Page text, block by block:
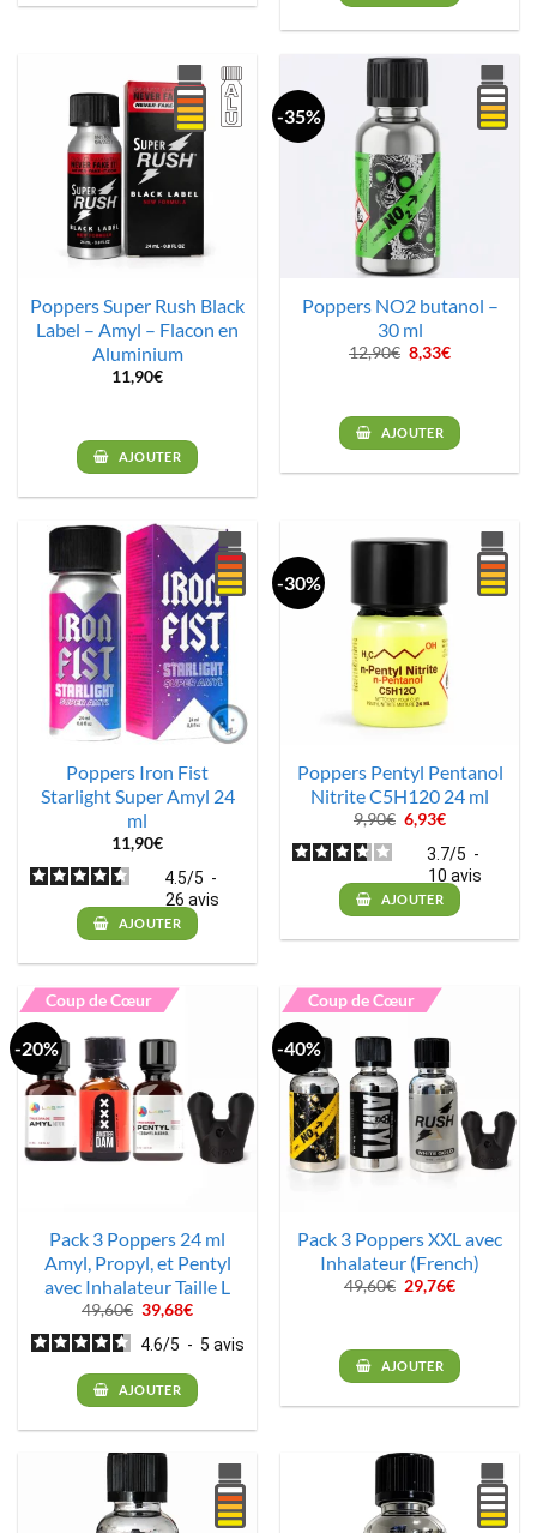
Poppers Super Rush Black
Label – Amyl – Flacon en
Aluminium
11,90€
AJOUTER
-35%
Poppers NO2 butanol –
30 ml
12,90€ Le
prix
12,90€.
8,33€Le
8,33€.
AJOUTER
Poppers Iron Fist
Starlight Super Amyl 24
ml
11,90€
4.5/5 -
26 avis
AJOUTER
-30%
Poppers Pentyl Pentanol
Nitrite C5H120 24 ml
9,90€ Le
prix
initial
était :
9,90€.
6,93€Le
actuel
est :
6,93€.
3.7/5 -
10 avis
AJOUTER
Coup de Cœur
-20%
Pack 3 Poppers 24 ml
Amyl, Propyl, et Pentyl
avec Inhalateur Taille L
49,60€ Le
prix
initial
était :
49,60€.
39,68€Le
actuel
est :
39,68€.
4.6/5 - 5 avis
AJOUTER
Coup de Cœur
-40%
Pack 3 Poppers XXL avec
Inhalateur (French)
49,60€ Le
prix
49,60€.
29,76€Le
29,76€.
AJOUTER